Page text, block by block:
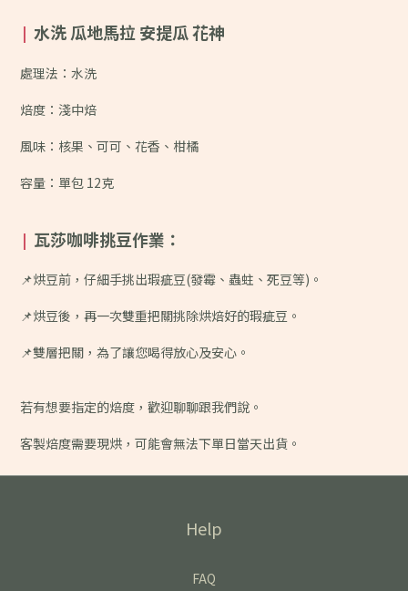
| 水洗 瓜地馬拉 安提瓜 花神
處理法：水洗
焙度：淺中焙
風味： 核果、可可、花香、柑橘
容量：單包 12克
| 瓦莎咖啡挑豆作業：
📌烘豆前，仔細手挑出瑕疵豆(發霉、蟲蛀、死豆等)。
📌烘豆後，再一次雙重把關挑除烘焙好的瑕疵豆。
📌雙層把關，為了讓您喝得放心及安心。
若有想要指定的焙度，歡迎聊聊跟我們說。
客製焙度需要現烘，可能會無法下單日當天出貨。
Help
FAQ